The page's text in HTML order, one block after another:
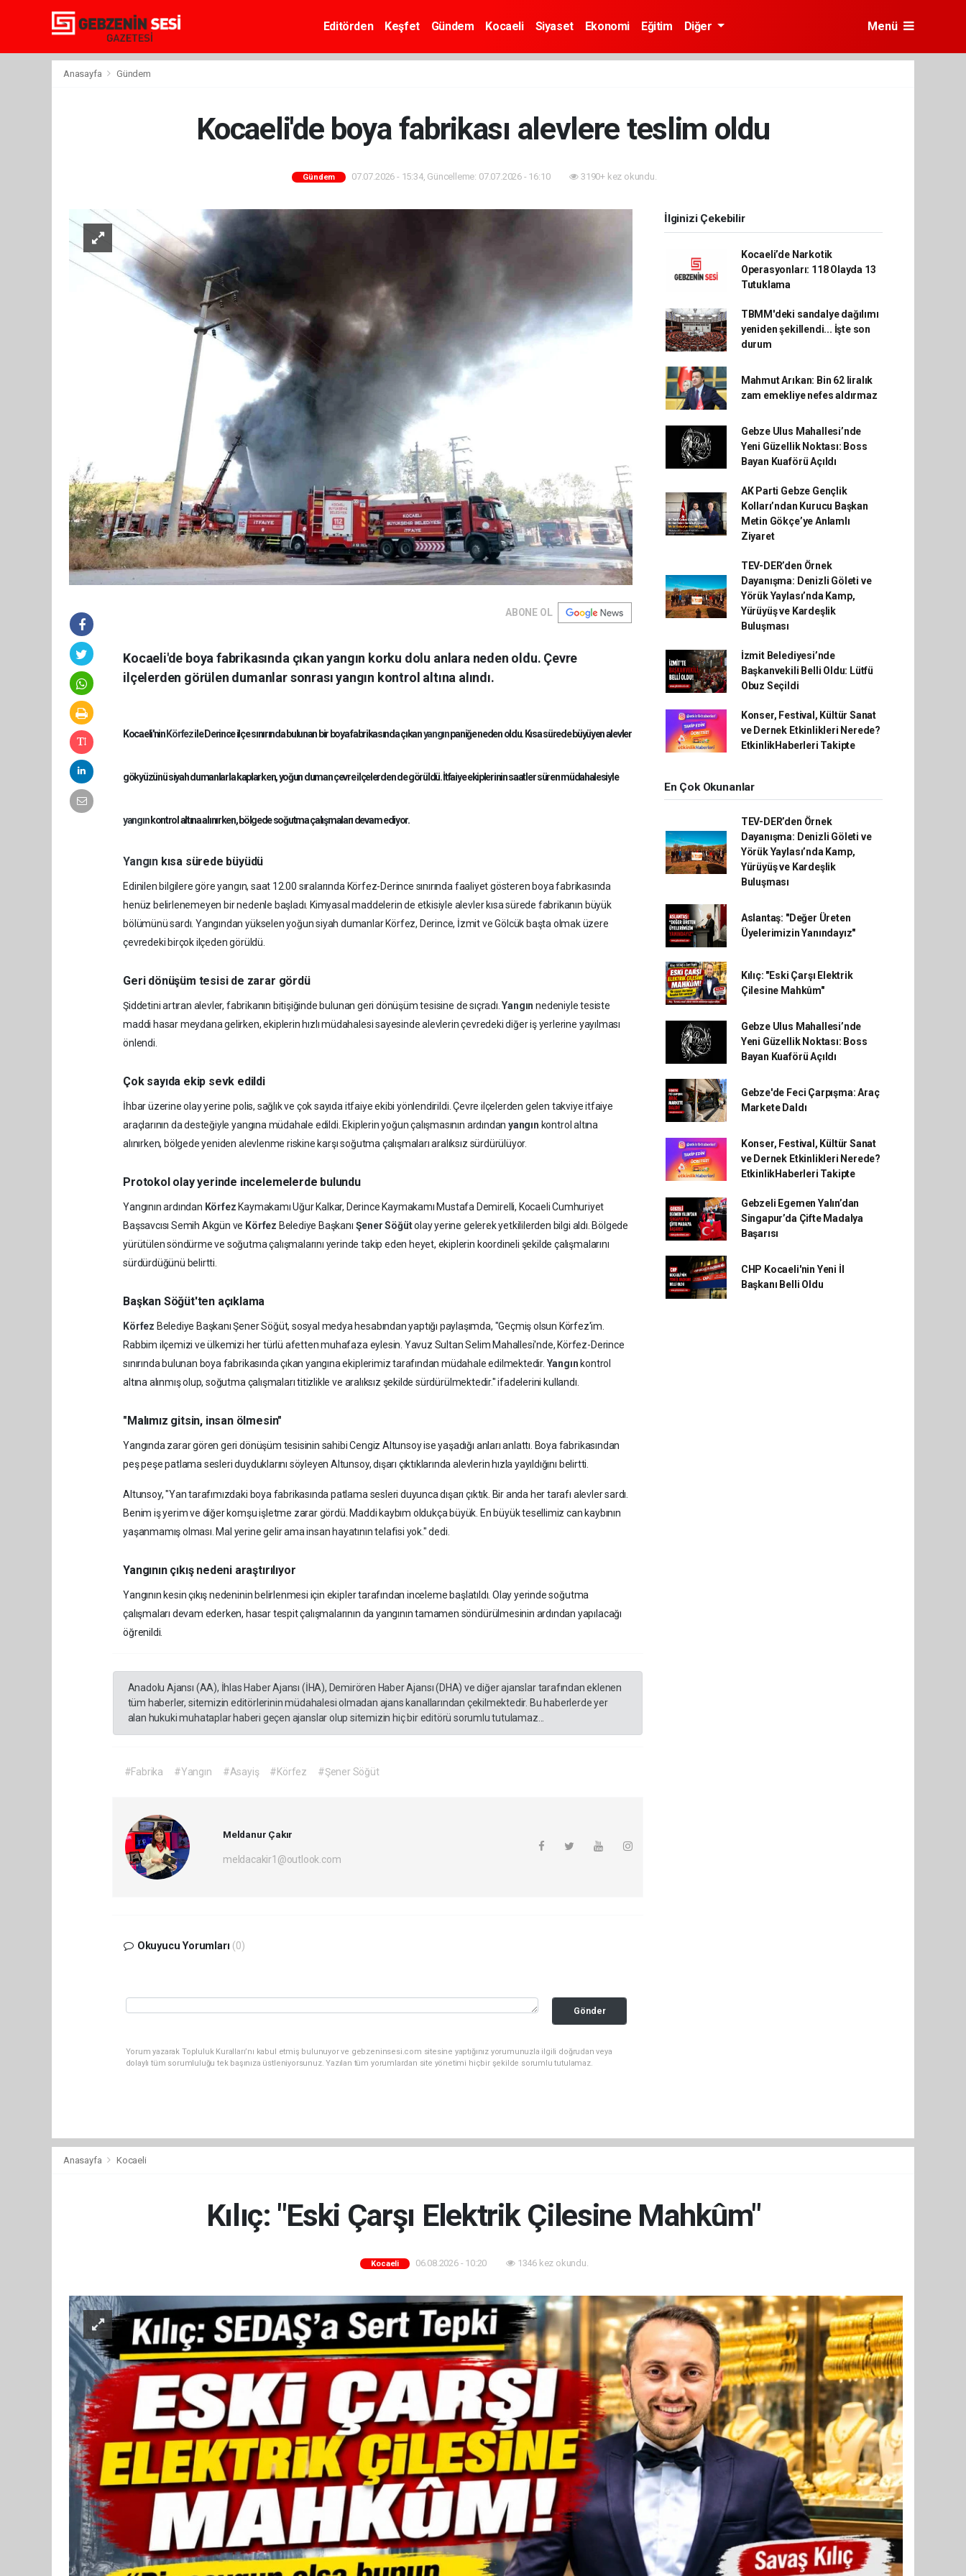
Editörden Keşfet Gündem Kocaeli Siyaset Ekonomi Eğitim Diğer Menü
Anasayfa Gündem
Kocaeli'de boya fabrikası alevlere teslim oldu
Gündem 07.07.2026 - 15:34, Güncelleme: 07.07.2026 - 16:10 3190+ kez okundu.
ABONE OL
Kocaeli'de boya fabrikasında çıkan yangın korku dolu anlara neden oldu. Çevre
ilçelerden görülen dumanlar sonrası yangın kontrol altına alındı.
Kocaeli'nin Körfezile Derince ilçe sınırında bulunan bir boya fabrikasında çıkanyangınpaniğe neden oldu. Kısa sürede büyüyen alevler
gökyüzünü siyah dumanlarla kaplarken, yoğun duman çevre ilçelerden de görüldü. İtfaiye ekiplerinin saatler süren müdahalesiyle
yangın kontrol altına alınırken, bölgede soğutma çalışmaları devam ediyor.
Yangın kısa sürede büyüdü
Edinilen bilgilere göre yangın, saat 12.00 sıralarında Körfez-Derince sınırında faaliyet gösteren boya fabrikasında
henüz belirlenemeyen bir nedenle başladı. Kimyasal maddelerin de etkisiyle alevler kısa sürede fabrikanın büyük
bölümünü sardı. Yangından yükselen yoğun siyah dumanlar Körfez, Derince, İzmit ve Gölcük başta olmak üzere
çevredeki birçok ilçeden görüldü.
Geri dönüşüm tesisi de zarar gördü
Şiddetini artıran alevler, fabrikanın bitişiğinde bulunan geri dönüşüm tesisine de sıçradı.Yangınnedeniyle tesiste
maddi hasar meydana gelirken, ekiplerin hızlı müdahalesi sayesinde alevlerin çevredeki diğer iş yerlerine yayılması
önlendi.
Çok sayıda ekip sevk edildi
İhbar üzerine olay yerine polis, sağlık ve çok sayıda itfaiye ekibi yönlendirildi. Çevre ilçelerden gelen takviye itfaiye
araçlarının da desteğiyle yangına müdahale edildi. Ekiplerin yoğun çalışmasının ardından yangın kontrol altına
alınırken, bölgede yeniden alevlenme riskine karşı soğutma çalışmaları aralıksız sürdürülüyor.
Protokol olay yerinde incelemelerde bulundu
Yangının ardından Körfez Kaymakamı Uğur Kalkar, Derince Kaymakamı Mustafa Demirelli, Kocaeli Cumhuriyet
Başsavcısı Semih Akgün ve Körfez Belediye Başkanı Şener Söğütolay yerine gelerek yetkililerden bilgi aldı. Bölgede
yürütülen söndürme ve soğutma çalışmalarını yerinde takip eden heyet, ekiplerin koordineli şekilde çalışmalarını
sürdürdüğünü belirtti.
Başkan Söğüt'ten açıklama
Körfez Belediye Başkanı Şener Söğüt, sosyal medya hesabından yaptığı paylaşımda, "Geçmiş olsun Körfez'im.
Rabbim ilçemizi ve ülkemizi her türlü afetten muhafaza eylesin. Yavuz Sultan Selim Mahallesi'nde, Körfez-Derince
sınırında bulunan boya fabrikasında çıkan yangına ekiplerimiz tarafından müdahale edilmektedir. Yangın kontrol
altına alınmış olup, soğutma çalışmaları titizlikle ve aralıksız şekilde sürdürülmektedir." ifadelerini kullandı.
"Malımız gitsin, insan ölmesin"
Yangında zarar gören geri dönüşüm tesisinin sahibi Cengiz Altunsoy ise yaşadığı anları anlattı. Boya fabrikasından
peş peşe patlama sesleri duyduklarını söyleyen Altunsoy, dışarı çıktıklarında alevlerin hızla yayıldığını belirtti.
Altunsoy, "Yan tarafımızdaki boya fabrikasında patlama sesleri duyunca dışarı çıktık. Bir anda her tarafı alevler sardı.
Benim iş yerim ve diğer komşu işletme zarar gördü. Maddi kaybım oldukça büyük. En büyük tesellimiz can kaybının
yaşanmamış olması. Mal yerine gelir ama insan hayatının telafisi yok." dedi.
Yangının çıkış nedeni araştırılıyor
Yangının kesin çıkış nedeninin belirlenmesi için ekipler tarafından inceleme başlatıldı. Olay yerinde soğutma
çalışmaları devam ederken, hasar tespit çalışmalarının da yangının tamamen söndürülmesinin ardından yapılacağı
öğrenildi.
Anadolu Ajansı (AA), İhlas Haber Ajansı (İHA), Demirören Haber Ajansı (DHA) ve diğer ajanslar tarafından eklenen
tüm haberler, sitemizin editörlerinin müdahalesi olmadan ajans kanallarından çekilmektedir. Bu haberlerde yer
alan hukuki muhataplar haberi geçen ajanslar olup sitemizin hiç bir editörü sorumlu tutulamaz...
#Fabrika #Yangın #Asayiş #Körfez #Şener Söğüt
Meldanur Çakır
meldacakir1@outlook.com
Okuyucu Yorumları (0)
Gönder
Yorum yazarak Topluluk Kuralları’nı kabul etmiş bulunuyor ve gebzeninsesi.com sitesine yaptığınız yorumunuzla ilgili doğrudan veya
dolaylı tüm sorumluluğu tek başınıza üstleniyorsunuz. Yazılan tüm yorumlardan site yönetimi hiçbir şekilde sorumlu tutulamaz.
İlginizi Çekebilir
Kocaeli’de Narkotik
Operasyonları: 118 Olayda 13
Tutuklama
TBMM'deki sandalye dağılımı
yeniden şekillendi... İşte son
durum
Mahmut Arıkan: Bin 62 liralık
zam emekliye nefes aldırmaz
Gebze Ulus Mahallesi’nde
Yeni Güzellik Noktası: Boss
Bayan Kuaförü Açıldı
AK Parti Gebze Gençlik
Kolları’ndan Kurucu Başkan
Metin Gökçe’ye Anlamlı
Ziyaret
TEV-DER’den Örnek
Dayanışma: Denizli Göleti ve
Yörük Yaylası’nda Kamp,
Yürüyüş ve Kardeşlik
Buluşması
İzmit Belediyesi’nde
Başkanvekili Belli Oldu: Lütfü
Obuz Seçildi
Konser, Festival, Kültür Sanat
ve Dernek Etkinlikleri Nerede?
EtkinlikHaberleri Takipte
En Çok Okunanlar
TEV-DER’den Örnek
Dayanışma: Denizli Göleti ve
Yörük Yaylası’nda Kamp,
Yürüyüş ve Kardeşlik
Buluşması
Aslantaş: "Değer Üreten
Üyelerimizin Yanındayız"
Kılıç: "Eski Çarşı Elektrik
Çilesine Mahkûm"
Gebze Ulus Mahallesi’nde
Yeni Güzellik Noktası: Boss
Bayan Kuaförü Açıldı
Gebze'de Feci Çarpışma: Araç
Markete Daldı
Konser, Festival, Kültür Sanat
ve Dernek Etkinlikleri Nerede?
EtkinlikHaberleri Takipte
Gebzeli Egemen Yalın’dan
Singapur’da Çifte Madalya
Başarısı
CHP Kocaeli'nin Yeni İl
Başkanı Belli Oldu
Anasayfa Kocaeli
Kılıç: "Eski Çarşı Elektrik Çilesine Mahkûm"
Kocaeli 06.08.2026 - 10:20 1346 kez okundu.